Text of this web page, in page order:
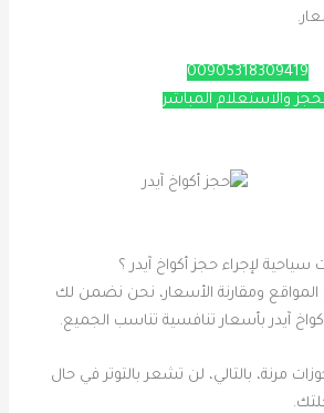
00905318309419
والاستعلام المباشر
سياحية لإجراء حجز أكواخ آيدر ؟
المواقع ومقارنة الأسعار، نحن نضمن لك
آيدر بأسعار تنافسية تناسب الجميع.
مرنة، بالتالي، لن تشعر بالتوتر في حال